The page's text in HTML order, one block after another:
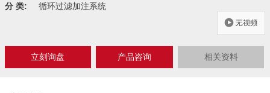
分 类: 循环过滤加注系统
立刻询盘 产品咨询 相关资料
Close